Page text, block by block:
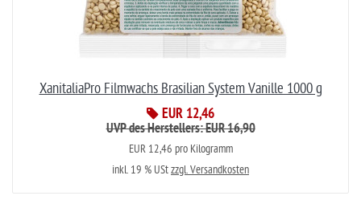
XanitaliaPro Filmwachs Brasilian System Vanille 1000 g
EUR 12,46
UVP des Herstellers: EUR 16,90
EUR 12,46 pro Kilogramm
inkl. 19 % UStzzgl. Versandkosten